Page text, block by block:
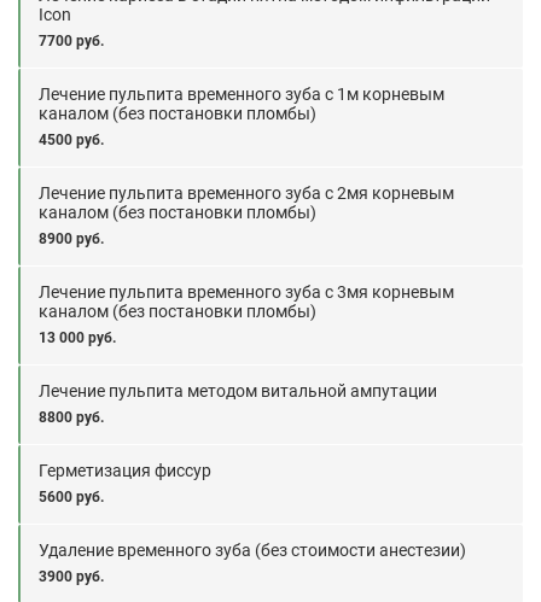
Icon
7700 руб.
Лечение пульпита временного зуба с 1м корневым
каналом (без постановки пломбы)
4500 руб.
Лечение пульпита временного зуба с 2мя корневым
каналом (без постановки пломбы)
8900 руб.
Лечение пульпита временного зуба с 3мя корневым
каналом (без постановки пломбы)
13 000 руб.
Лечение пульпита методом витальной ампутации
8800 руб.
Герметизация фиссур
5600 руб.
Удаление временного зуба (без стоимости анестезии)
3900 руб.